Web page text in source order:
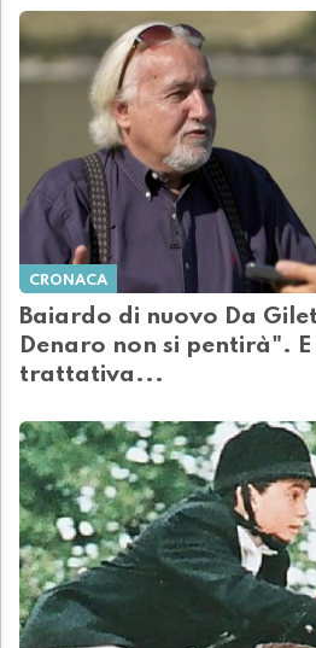
CRONACA
Baiardo di nuovo Da
Denaro non si pentirà". E
trattativa...